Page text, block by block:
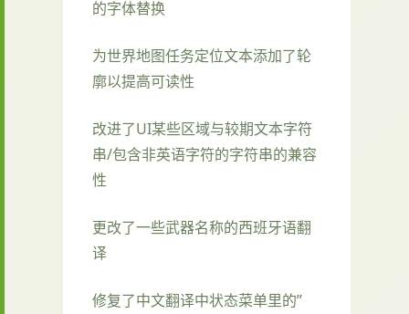
的字体替换
为世界地图任务定位文本添加了轮
廓以提高可读性
改进了UI某些区域与较期文本字符
串/包含非英语字符的字符串的兼容
性
更改了一些武器名称的西班牙语翻
译
修复了中文翻译中状态菜单里的”